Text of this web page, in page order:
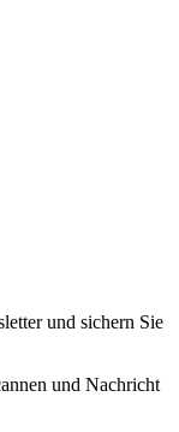
und sichern Sie
und Nachricht